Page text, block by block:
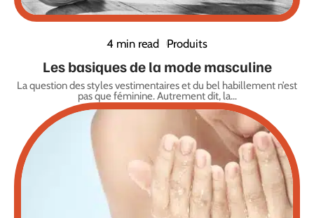
4 min read Produits
Les basiques de la mode masculine
La question des styles vestimentaires et du bel habillement n’est
pas que féminine. Autrement dit, la…